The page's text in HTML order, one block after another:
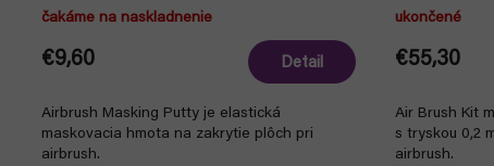
čakáme na naskladnenie
€9,60 Detail
Airbrush Masking Putty je elastická
maskovacia hmota na zakrytie plôch pri
airbrush.
ukončené
€55,30
Air Brush Kit
s tryskou 0,2
airbrush.